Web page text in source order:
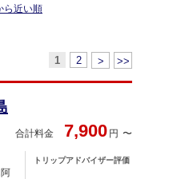
ら近い順
1 2 > >>
合計料金 7,900 円
トリップアドバイザー評価